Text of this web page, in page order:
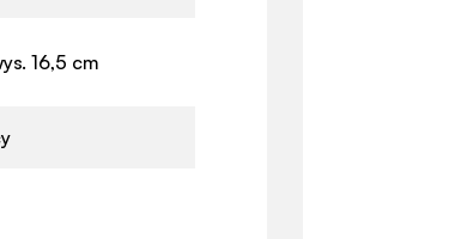
16,5 cm